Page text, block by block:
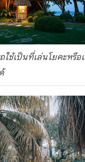
ใช้เป็นที่เล่นโยคะหรื